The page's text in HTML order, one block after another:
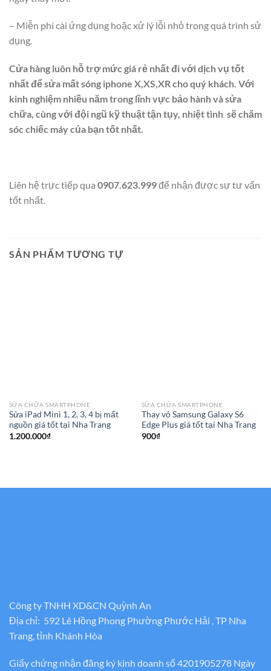
– Miễn phí cài ứng dụng hoặc xử lý lỗi nhỏ trong quá trình sử
dụng.
Cửa hàng luôn hỗ trợ mức giá rẻ nhất đi với dịch vụ tốt
nhất để sửa mất sóng iphone X,XS,XR cho quý khách. Với
kinh nghiệm nhiều năm trong lĩnh vực bảo hành và sửa
chữa, cùng với đội ngũ kỹ thuật tận tụy, nhiệt tình sẽ chăm
sóc chiếc máy của bạn tốt nhất.
Liên hệ trực tiếp qua 0907.623.999để nhận được sự tư vấn
tốt nhất.
SẢN PHẨM TƯƠNG TỰ
SỬA CHỮA SMARTPHONE
Sửa iPad Mini 1, 2, 3, 4 bị mất
nguồn giá tốt tại Nha Trang
1.200.000₫
SỬA CHỮA SMARTPHONE
Thay vỏ Samsung Galaxy S6
Edge Plus giá tốt tại Nha Trang
900₫
Công ty TNHH XD&CN Quỳnh An
Địa chỉ: 592 Lê Hồng Phong Phường Phước Hải , TP Nha
Trang, tỉnh Khánh Hòa
Giấy chứng nhận đăng ký kinh doanh số 4201905278 Ngày